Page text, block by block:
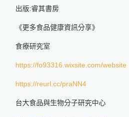
出版:睿其書房
《更多食品健康資訊分享》
食療研究室
https://fo93316.wixsite.com/website
https://reurl.cc/praNN4
台大食品與生物分子研究中心